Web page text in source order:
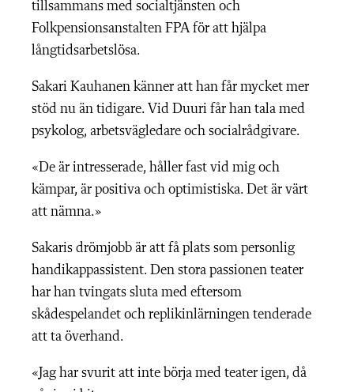
tillsammans med socialtjänsten och
Folkpensionsanstalten FPA för att hjälpa
långtidsarbetslösa.
Sakari Kauhanen känner att han får mycket mer
stöd nu än tidigare. Vid Duuri får han tala med
psykolog, arbetsvägledare och socialrådgivare.
«De är intresserade, håller fast vid mig och
kämpar, är positiva och optimistiska. Det är värt
att nämna.»
Sakaris drömjobb är att få plats som personlig
handikappassistent. Den stora passionen teater
har han tvingats sluta med eftersom
skådespelandet och replikinlärningen tenderade
att ta överhand.
«Jag har svurit att inte börja med teater igen, då